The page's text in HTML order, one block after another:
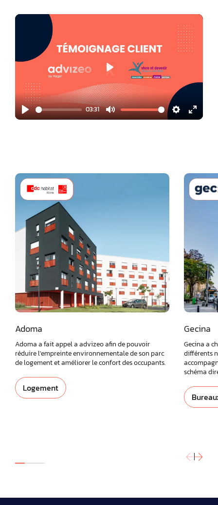
Play
03:31
Mute Settings
Enter
Adoma
Adoma a fait appel a advizeo afin de pouvoir
réduire l'empreinte environnementale de son parc
de logement et améliorer le confort des occupants.
Logement
Gecina
Gecina a
différents
schéma